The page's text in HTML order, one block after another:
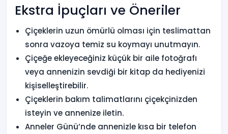
Ekstra İpuçları ve Öneriler
Çiçeklerin uzun ömürlü olması için teslimattan
sonra vazoya temiz su koymayı unutmayın.
Çiçeğe ekleyeceğiniz küçük bir aile fotoğrafı
veya annenizin sevdiği bir kitap da hediyenizi
kişiselleştirebilir.
Çiçeklerin bakım talimatlarını çiçekçinizden
isteyin ve annenize iletin.
Anneler Günü’nde annenizle kısa bir telefon